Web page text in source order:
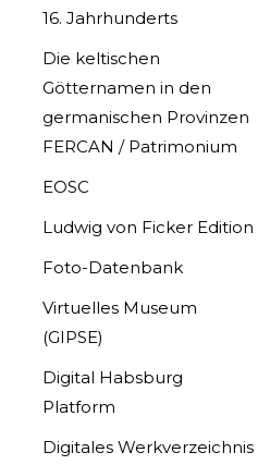
16. Jahrhunderts
Die keltischen
Götternamen in den
germanischen Provinzen
FERCAN / Patrimonium
EOSC
Ludwig von Ficker Edition
Foto-Datenbank
Virtuelles Museum
(GIPSE)
Digital Habsburg
Platform
Digitales Werkverzeichnis